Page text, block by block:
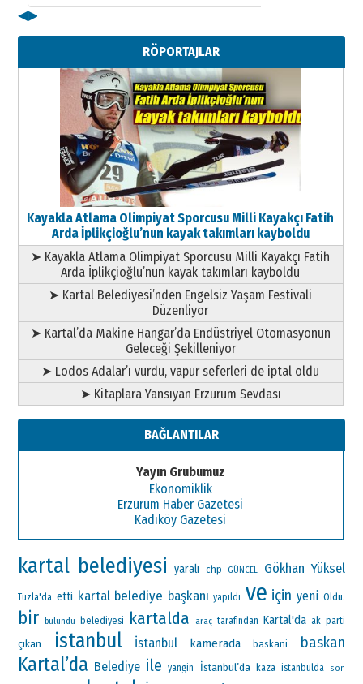
Metin Külünk: Aileyi Korumak
Geleceği Korumaktır
11 Mayıs 2026 Pazartesi
◀▶
RÖPORTAJLAR
Kayakla Atlama Olimpiyat Sporcusu Milli Kayakçı Fatih
Arda İplikçioğlu’nun kayak takımları kayboldu
➤ Kayakla Atlama Olimpiyat Sporcusu Milli Kayakçı Fatih
Arda İplikçioğlu’nun kayak takımları kayboldu
➤ Kartal Belediyesi’nden Engelsiz Yaşam Festivali
Düzenliyor
➤ Kartal’da Makine Hangar’da Endüstriyel Otomasyonun
Geleceği Şekilleniyor
➤ Lodos Adalar’ı vurdu, vapur seferleri de iptal oldu
➤ Kitaplara Yansıyan Erzurum Sevdası
BAĞLANTILAR
Yayın Grubumuz
Ekonomiklik
Erzurum Haber Gazetesi
Kadıköy Gazetesi
kartal belediyesi yaralı chp GÜNCEL Gökhan Yüksel
Tuzla'da etti kartal belediye başkanı yapıldı ve için yeni Oldu.
bir bulundu belediyesi kartalda araç tarafından Kartal'da ak parti
çıkan istanbul İstanbul kamerada baskani baskan
Kartal’da Belediye ile yangin İstanbul’da kaza istanbulda son